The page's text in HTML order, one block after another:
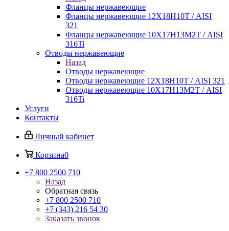
Фланцы нержавеющие
Фланцы нержавеющие 12Х18Н10Т / AISI
321
Фланцы нержавеющие 10Х17Н13М2Т / AISI
316Ti
Отводы нержавеющие
Назад
Отводы нержавеющие
Отводы нержавеющие 12Х18Н10Т / AISI 321
Отводы нержавеющие 10Х17Н13М2Т / AISI
316Ti
Услуги
Контакты
Личный кабинет
Корзина0
+7 800 2500 710
Назад
Обратная связь
+7 800 2500 710
+7 (343) 216 54 30
Заказать звонок